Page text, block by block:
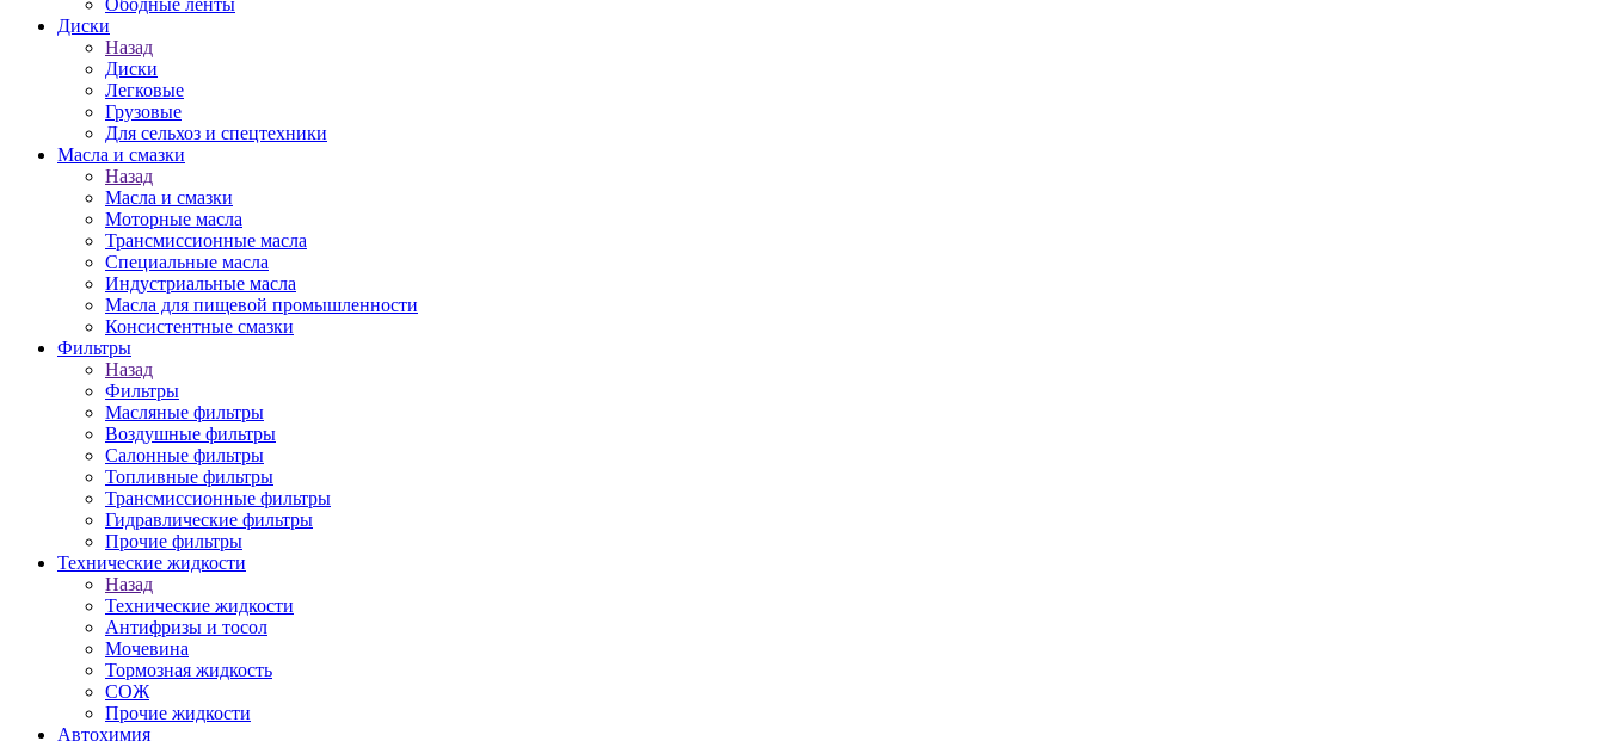
Диски
Назад
Диски
Легковые
Грузовые
Для сельхоз и спецтехники
Масла и смазки
Назад
Масла и смазки
Моторные масла
Трансмиссионные масла
Специальные масла
Индустриальные масла
Масла для пищевой промышленности
Консистентные смазки
Фильтры
Назад
Фильтры
Масляные фильтры
Воздушные фильтры
Салонные фильтры
Топливные фильтры
Трансмиссионные фильтры
Гидравлические фильтры
Прочие фильтры
Технические жидкости
Назад
Технические жидкости
Антифризы и тосол
Мочевина
Тормозная жидкость
СОЖ
Прочие жидкости
Автохимия